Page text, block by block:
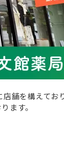
舗を構えてお
ます。